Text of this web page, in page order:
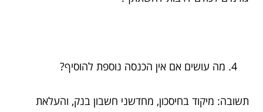
מה עושים אם אין הכנסה נוספת להוסיף?
תשובה: מיקוד בחיסכון, מחדשני חשבון בנק, והעלאת